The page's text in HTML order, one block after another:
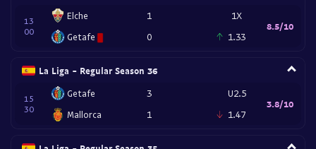
13
00
Elche
Getafe
1
0
1X
1.33
8.5/10
La Liga - Regular Season 36
15
30
Getafe
Mallorca
3
1
U2.5
1.47
3.8/10